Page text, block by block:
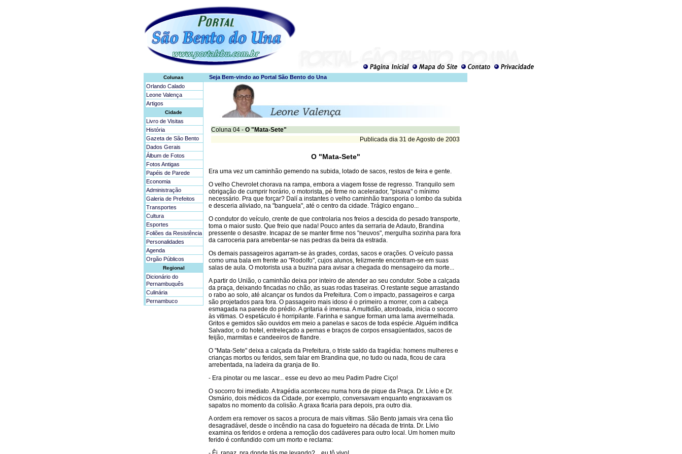
Colunas
Orlando Calado
Leone Valença
Artigos
Cidade
Livro de Visitas
História
Gazeta de São Bento
Dados Gerais
Álbum de Fotos
Fotos Antigas
Papéis de Parede
Economia
Administração
Galeria de Prefeitos
Transportes
Cultura
Esportes
Foliões da Resistência
Personalidades
Agenda
Orgão Públicos
Regional
Dicionário do
Pernambuquês
Culinária
Pernambuco
Coluna 04 - O "Mata-Sete"
Publicada dia 31 de Agosto de 2003
O "Mata-Sete"
Era uma vez um caminhão gemendo na subida, lotado de sacos, restos de feira e gente.
O velho Chevrolet chorava na rampa, embora a viagem fosse de regresso. Tranquilo sem
obrigação de cumprir horário, o motorista, pé firme no acelerador, "pisava" o mínimo
necessário. Pra que forçar? Dalí a instantes o velho caminhão transporia o lombo da subida
e desceria aliviado, na "banguela", até o centro da cidade. Trágico engano...
O condutor do veículo, crente de que controlaria nos freios a descida do pesado transporte,
toma o maior susto. Que freio que nada! Pouco antes da serraria de Adauto, Brandina
pressente o desastre. Incapaz de se manter firme nos "neuvos", mergulha sozinha para fora
da carroceria para arrebentar-se nas pedras da beira da estrada.
Os demais passageiros agarram-se às grades, cordas, sacos e orações. O veículo passa
como uma bala em frente ao "Rodolfo", cujos alunos, felizmente encontram-se em suas
salas de aula. O motorista usa a buzina para avisar a chegada do mensageiro da morte...
A partir do União, o caminhão deixa por inteiro de atender ao seu condutor. Sobe a calçada
da praça, deixando fincadas no chão, as suas rodas traseiras. O restante segue arrastando
o rabo ao solo, até alcançar os fundos da Prefeitura. Com o impacto, passageiros e carga
são projetados para fora. O passageiro mais idoso é o primeiro a morrer, com a cabeça
esmagada na parede do prédio. A gritaria é imensa. A multidão, atordoada, inicia o socorro
às vitimas. O espetáculo é horripilante. Farinha e sangue forman uma lama avermelhada.
Gritos e gemidos são ouvidos em meio a panelas e sacos de toda espécie. Alguém indifica
Salvador, o do hotel, entreleçado a pernas e braços de corpos ensagüentados, sacos de
feijão, marmitas e candeeiros de flandre.
O "Mata-Sete" deixa a calçada da Prefeitura, o triste saldo da tragédia: homens mulheres e
crianças mortos ou feridos, sem falar em Brandina que, no tudo ou nada, ficou de cara
arrebentada, na ladeira da granja de Ilo.
- Era pinotar ou me lascar... esse eu devo ao meu Padim Padre Ciço!
O socorro foi imediato. A tragédia aconteceu numa hora de pique da Praça. Dr. Lívio e Dr.
Osmário, dois médicos da Cidade, por exemplo, conversavam enquanto engraxavam os
sapatos no momento da colisão. A graxa ficaria para depois, pra outro dia.
A ordem era remover os sacos a procura de mais vítimas. São Bento jamais vira cena tão
desagradável, desde o incêndio na casa do fogueteiro na década de trinta. Dr. Lívio
examina os feridos e ordena a remoção dos cadáveres para outro local. Um homen muito
ferido é confundido com um morto e reclama: